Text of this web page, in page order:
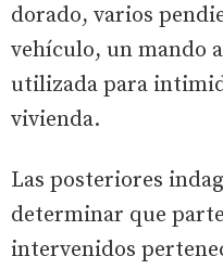
dorado, varios
vehículo, un mando
utilizada para
vivienda.
Las posteriores
determinar que
intervenidos